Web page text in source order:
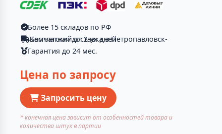
Более 15 складов по РФ
Бесплатная доставка в Петропавловск-Камчатский от 2-ух дней
Гарантия до 24 мес.
Цена по запросу
Запросить цену
* конечная цена зависит от особенностей товара и
количества штук в партии